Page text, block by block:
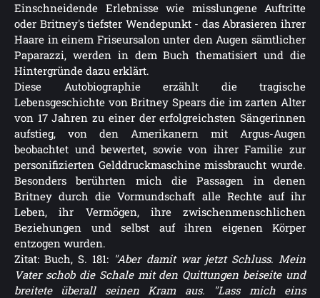
Einschneidende Erlebnisse wie misslungene Auftritte
oder Britney's tiefster Wendepunkt - das Abrasieren ihrer
Haare in einem Friseursalon unter den Augen sämtlicher
Paparazzi, werden in dem Buch thematisiert und die
Hintergründe dazu erklärt.
Diese Autobiographie erzählt die tragische
Lebensgeschichte von Britney Spears die im zarten Alter
von 17 Jahren zu einer der erfolgreichsten Sängerinnen
aufstieg, von den Amerikanern mit Argus-Augen
beobachtet und bewertet, sowie von ihrer Familie zur
personifizierten Gelddruckmaschine missbraucht wurde.
Besonders berührten mich die Passagen in denen
Britney durch die Vormundschaft alle Rechte auf ihr
Leben, ihr Vermögen, ihre zwischenmenschlichen
Beziehungen und selbst auf ihren eigenen Körper
entzogen wurden.
Zitat: Buch, S. 181: "Aber damit war jetzt Schluss. Mein
Vater schob die Schale mit den Quittungen beiseite und
breitete überall seinen Kram aus. "Lass mich eins